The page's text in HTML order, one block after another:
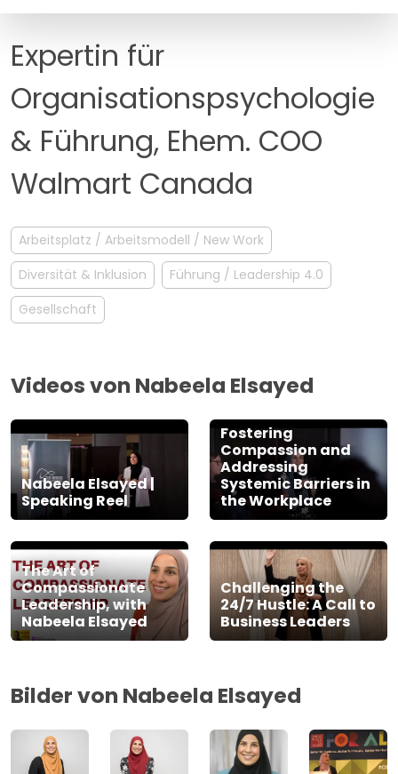
MANAGEMENT
Expertin für
Organisationspsychologie
& Führung, Ehem. COO
Walmart Canada
Arbeitsplatz / Arbeitsmodell / New Work
Diversität & Inklusion
Führung / Leadership 4.0
Gesellschaft
Videos von Nabeela Elsayed
Nabeela Elsayed |
Speaking Reel
Fostering
Compassion and
Addressing
Systemic Barriers in
the Workplace
The Art of
Compassionate
Leadership, with
Nabeela Elsayed
Challenging the
24/7 Hustle: A Call to
Business Leaders
Bilder von Nabeela Elsayed